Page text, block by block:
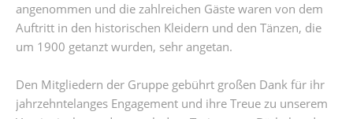
angenommen und die zahlreichen Gäste waren von dem
Auftritt in den historischen Kleidern und den Tänzen, die
um 1900 getanzt wurden, sehr angetan.
Den Mitgliedern der Gruppe gebührt großen Dank für ihr
jahrzehntelanges Engagement und ihre Treue zu unserem